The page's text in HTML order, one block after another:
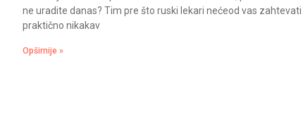
ne uradite danas? Tim pre što ruski lekari nećeod vas zahtevati
praktično nikakav
Opširnije »